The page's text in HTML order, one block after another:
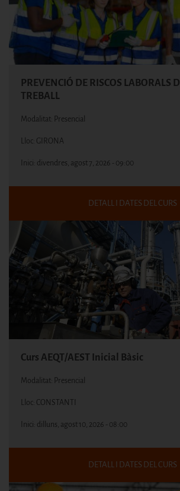
PREVENCIÓ DE RISCOS LABORALS
TREBALL
Modalitat: Presencial
Lloc: GIRONA
Inici: divendres, agost 7, 2026 - 09:00
DETALL I DATES DEL CURS
Curs AEQT/AEST Inicial Bàsic
Modalitat: Presencial
Lloc: CONSTANTI
Inici: dilluns, agost 10, 2026 - 08:00
DETALL I DATES DEL CURS